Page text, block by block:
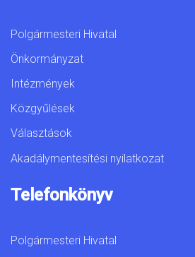
Polgármesteri Hivatal
Önkormányzat
Intézmények
Közgyűlések
Választások
Akadálymentesítési nyilatkozat
Telefonkönyv
Polgármesteri Hivatal